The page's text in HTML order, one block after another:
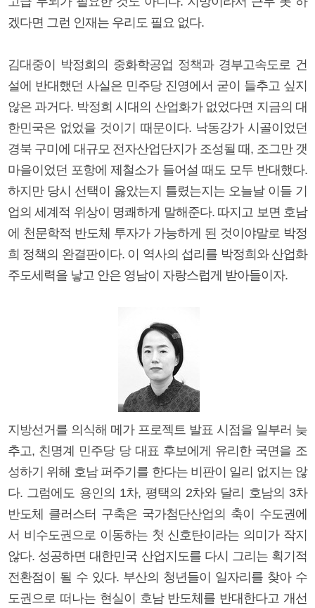
겠다면 그런 인재는 우리도 필요 없다.
김대중이 박정희의 중화학공업 정책과 경부고속도로 건
설에 반대했던 사실은 민주당 진영에서 굳이 들추고 싶지
않은 과거다. 박정희 시대의 산업화가 없었다면 지금의 대
한민국은 없었을 것이기 때문이다. 낙동강가 시골이었던
경북 구미에 대규모 전자산업단지가 조성될 때, 조그만 갯
마을이었던 포항에 제철소가 들어설 때도 모두 반대했다.
하지만 당시 선택이 옳았는지 틀렸는지는 오늘날 이들 기
업의 세계적 위상이 명쾌하게 말해준다. 따지고 보면 호남
에 천문학적 반도체 투자가 가능하게 된 것이야말로 박정
희 정책의 완결판이다. 이 역사의 섭리를 박정희와 산업화
주도세력을 낳고 안은 영남이 자랑스럽게 받아들이자.
지방선거를 의식해 메가 프로젝트 발표 시점을 일부러 늦
추고, 친명계 민주당 당 대표 후보에게 유리한 국면을 조
성하기 위해 호남 퍼주기를 한다는 비판이 일리 없지는 않
다. 그럼에도 용인의 1차, 평택의 2차와 달리 호남의 3차
반도체 클러스터 구축은 국가첨단산업의 축이 수도권에
서 비수도권으로 이동하는 첫 신호탄이라는 의미가 작지
않다. 성공하면 대한민국 산업지도를 다시 그리는 획기적
전환점이 될 수 있다. 부산의 청년들이 일자리를 찾아 수
도권으로 떠나는 현실이 호남 반도체를 반대한다고 개선